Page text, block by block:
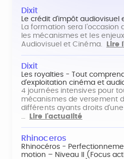
Dixit
Le crédit d'impôt audiovisuel
La formation sera l'occasion
les mécanismes et les
Audiovisuel et Cinéma.
Lire
Dixit
Les royalties - Tout
d'exploitation cinéma et
4 journées intensives pour
mécanismes de versement
différents ayants droits
…
Lire l'actualité
Rhinoceros
Rhinocéros -
motion – Niveau II (Focus